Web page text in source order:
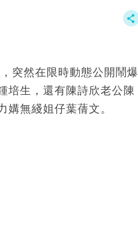
突然在限時動態公開鬧爆
培生，還有陳詩欣老公陳
無綫姐仔葉蒨文。